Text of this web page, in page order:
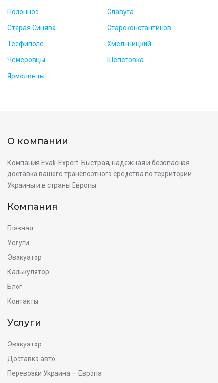
Полонное Славута
Старая Синява Староконстантинов
Теофиполе Хмельницкий
Чемеровцы Шепетовка
Ярмолинцы
О компании
Компания Evak-Expert. Быстрая, надежная и безопасная
доставка вашего транспортного средства по территории
Украины и в страны Европы.
Компания
Главная
Услуги
Эвакуатор
Калькулятор
Блог
Контакты
Услуги
Эвакуатор
Доставка авто
Перевозки Украина — Европа